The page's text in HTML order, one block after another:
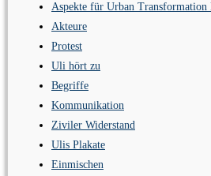
Aspekte für Urban Transformation
Akteure
Protest
Uli hört zu
Begriffe
Kommunikation
Ziviler Widerstand
Ulis Plakate
Einmischen